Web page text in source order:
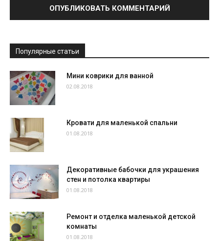
Популярные статьи
Мини коврики для ванной
02.08.2018
Кровати для маленькой спальни
01.08.2018
Декоративные бабочки для украшения
стен и потолка квартиры
01.08.2018
Ремонт и отделка маленькой детской
комнаты
01.08.2018